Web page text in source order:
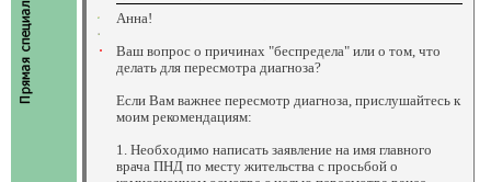
Анна!
Ваш вопрос о причинах "беспредела" или о том, что
делать для пересмотра диагноза?
Если Вам важнее пересмотр диагноза, прислушайтесь к
моим рекомендациям:
1. Необходимо написать заявление на имя главного
врача ПНД по месту жительства с просьбой о